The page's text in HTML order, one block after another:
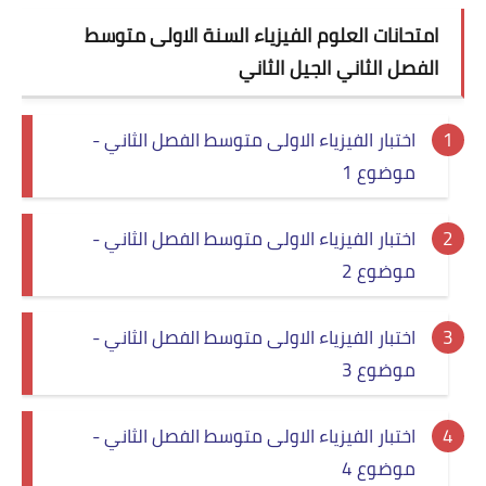
امتحانات العلوم الفيزياء السنة الاولى متوسط
الفصل الثاني الجيل الثاني
اختبار الفيزياء الاولى متوسط الفصل الثاني -
موضوع 1
اختبار الفيزياء الاولى متوسط الفصل الثاني -
موضوع 2
اختبار الفيزياء الاولى متوسط الفصل الثاني -
موضوع 3
اختبار الفيزياء الاولى متوسط الفصل الثاني -
موضوع 4